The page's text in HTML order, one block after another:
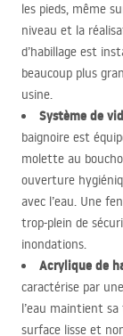
les pieds, même
niveau et la
d’habillage est
beaucoup plus
usine.
Système de
baignoire est
molette au
ouverture
avec l’eau. Une
trop-plein de
inondations.
Acrylique de
caractérise par
l’eau maintient
surface lisse et